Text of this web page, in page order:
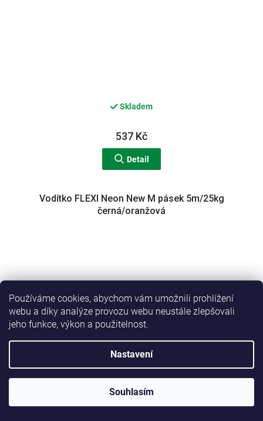
Používáme cookies, abychom vám umožnili prohlížení
webu a díky analýze provozu webu neustále zlepšovali
jeho funkce, výkon a použitelnost.
Nastavení
Souhlasím
Skladem
537 Kč
Detail
Vodítko FLEXI Neon New M pásek 5m/25kg
černá/oranžová